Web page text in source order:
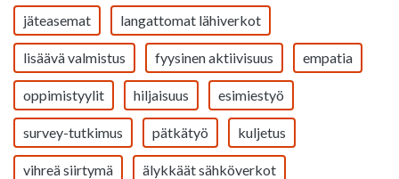
jäteasemat langattomat lähiverkot
lisäävä valmistus fyysinen aktiivisuus empatia
oppimistyylit hiljaisuus esimiestyö
survey-tutkimus pätkätyö kuljetus
vihreä siirtymä älykkäät sähköverkot